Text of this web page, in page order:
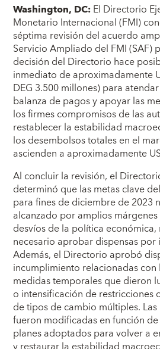
Washington, DC:El Directorio
Monetario Internacional (FMI)
séptima revisión del acuerdo
Servicio Ampliado del FMI (SAF)
decisión del Directorio hace
inmediato de aproximadamente
DEG 3.500 millones) para
balanza de pagos y apoyar las
los firmes compromisos de las
restablecer la estabilidad
los desembolsos totales en el
ascienden a aproximadamente
Al concluir la revisión, el
determinó que las metas clave
para fines de diciembre de 2023
alcanzado por amplios
desvíos de la política
necesario aprobar dispensas
Además, el Directorio aprobó
incumplimiento relacionadas
medidas temporales que dieron
o intensificación de restricciones
de tipos de cambio múltiples.
fueron modificadas en función
planes adoptados para volver a